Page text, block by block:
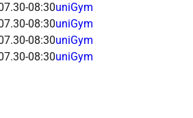
08:30uniGym
08:30uniGym
08:30uniGym
08:30uniGym